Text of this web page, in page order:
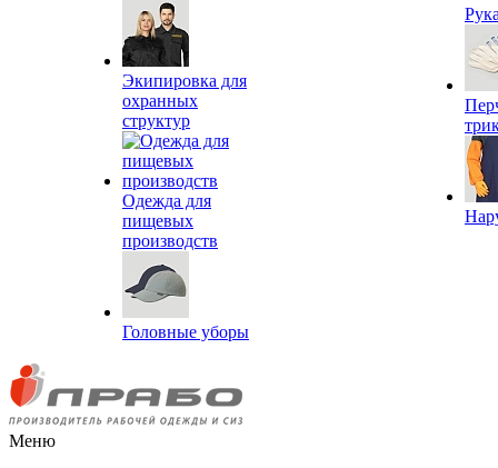
Экипировка для
охранных
структур
Одежда для
пищевых
производств
Головные уборы
Меню